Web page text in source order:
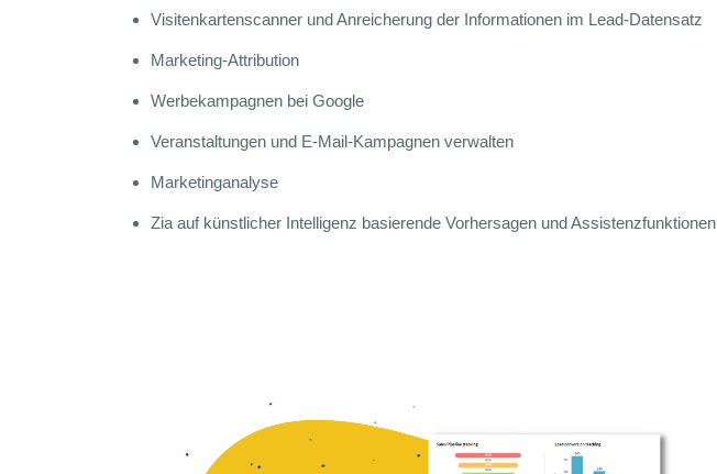
Visitenkartenscanner und Anreicherung der Informationen im Lead-Datensatz
Marketing-Attribution
Werbekampagnen bei Google
Veranstaltungen und E-Mail-Kampagnen verwalten
Marketinganalyse
Zia auf künstlicher Intelligenz basierende Vorhersagen und Assistenzfunktionen